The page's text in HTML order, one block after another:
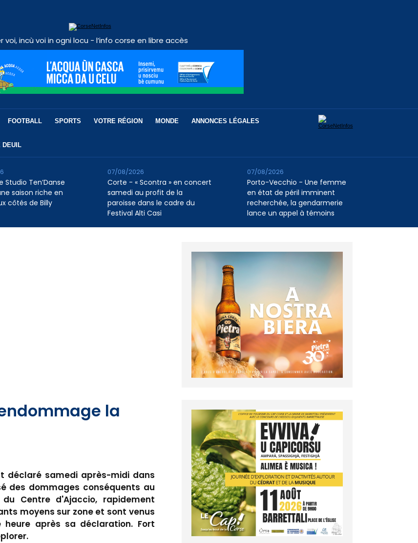
voi, incù voi in ogni locu - l’info corse en libre accès
FOOTBALL SPORTS VOTRE RÉGION MONDE ANNONCES LÉGALES
DEUIL
Studio Ten’Danse
saison riche en
côtés de Billy
Corte - « Scontra » en concert
samedi au profit de la
paroisse dans le cadre du
Festival Alti Casi
07/08/2026
Porto-Vecchio - Une femme
en état de péril imminent
recherchée, la gendarmerie
lance un appel à témoins
07/08/2026
la
déclaré samedi après-midi dans
des dommages conséquents au
Centre d'Ajaccio, rapidement
moyens sur zone et sont venus
après sa déclaration. Fort